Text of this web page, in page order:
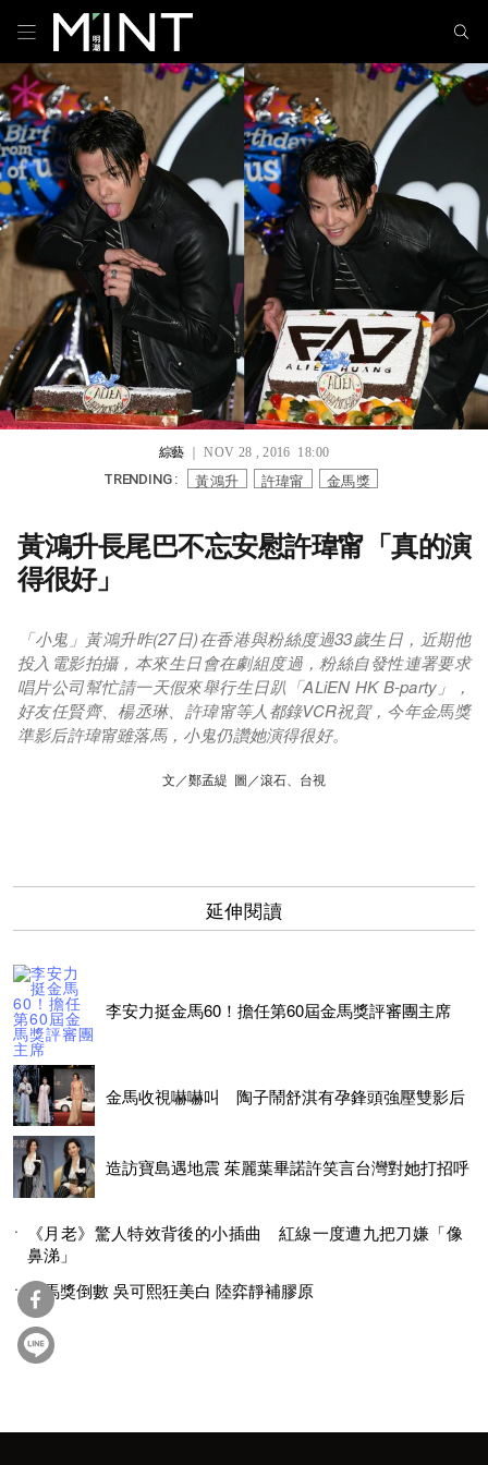
綜藝｜ NOV 28 , 2016 18:00
TRENDING : 黃鴻升 許瑋甯 金馬獎
黃鴻升長尾巴不忘安慰許瑋甯「真的演
得很好」
「小鬼」黃鴻升昨(27日)在香港與粉絲度過33歲生日，近期他
投入電影拍攝，本來生日會在劇組度過，粉絲自發性連署要求
唱片公司幫忙請一天假來舉行生日趴「ALiEN HK B-party」，
好友任賢齊、楊丞琳、許瑋甯等人都錄VCR祝賀，今年金馬獎
準影后許瑋甯雖落馬，小鬼仍讚她演得很好。
文／鄭孟緹 圖／滾石、台視
延伸閱讀
李安力挺金馬60！擔任第60屆金馬獎評審團主席
金馬收視嚇嚇叫 陶子鬧舒淇有孕鋒頭強壓雙影后
造訪寶島遇地震 茱麗葉畢諾許笑言台灣對她打招呼
《月老》驚人特效背後的小插曲 紅線一度遭九把刀嫌「像
鼻涕」
金馬獎倒數 吳可熙狂美白 陸弈靜補膠原